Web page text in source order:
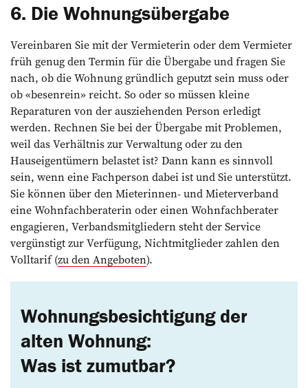
6. Die Wohnungsübergabe
Vereinbaren Sie mit der Vermieterin oder dem Vermieter
früh genug den Termin für die Übergabe und fragen Sie
nach, ob die Wohnung gründlich geputzt sein muss oder
ob «besenrein» reicht. So oder so müssen kleine
Reparaturen von der ausziehenden Person erledigt
werden. Rechnen Sie bei der Übergabe mit Problemen,
weil das Verhältnis zur Verwaltung oder zu den
Hauseigentümern belastet ist? Dann kann es sinnvoll
sein, wenn eine Fachperson dabei ist und Sie unterstützt.
Sie können über den Mieterinnen- und Mieterverband
eine Wohnfachberaterin oder einen Wohnfachberater
engagieren, Verbandsmitgliedern steht der Service
vergünstigt zur Verfügung, Nichtmitglieder zahlen den
Volltarif (zu den Angeboten).
Wohnungsbesichtigung der
alten Wohnung:
Was ist zumutbar?